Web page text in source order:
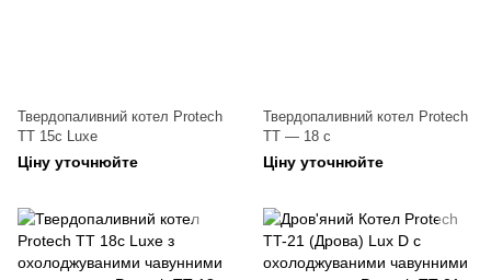
Твердопаливний котел Protech
TT 15c Luxe
Ціну уточнюйте
Твердопаливний котел Protech
ТТ — 18 с
Ціну уточнюйте